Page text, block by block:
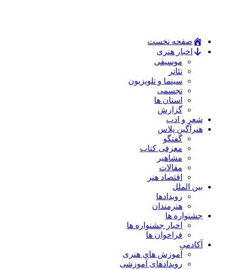
صفحه نخست
اخبار هنری
موسیقی
تئاتر
سینما و تلویزیون
تجسمی
استان ها
گزارش
شعر و ادب
هنرآگین پلاس
گفتگو
معرفی کتاب
مشاهیر
مقالات
اقتصاد هنر
بین الملل
رویدادها
هنرمندان
جشنواره ها
اخبار جشنواره ها
فراخوان ها
آکادمی
آموزش های هنری
رویدادهای آموزشی